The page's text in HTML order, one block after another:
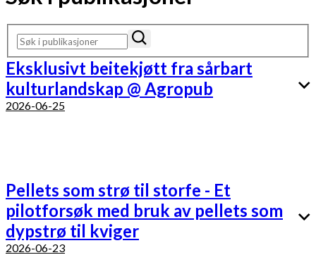
Eksklusivt beitekjøtt fra sårbart
kulturlandskap @ Agropub
2026-06-25
Pellets som strø til storfe - Et
pilotforsøk med bruk av pellets som
dypstrø til kviger
2026-06-23